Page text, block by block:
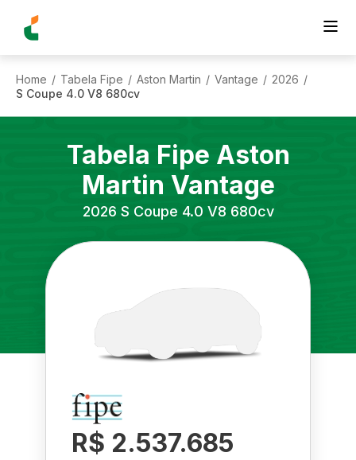
Home / Tabela Fipe / Aston Martin / Vantage / 2026 /
S Coupe 4.0 V8 680cv
Tabela Fipe Aston
Martin Vantage
2026 S Coupe 4.0 V8 680cv
R$ 2.537.685